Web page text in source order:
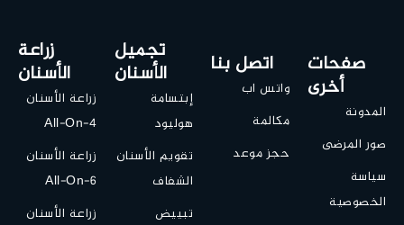
زراعة
الأسنان
زراعة الأسنان
All-On-4
زراعة الأسنان
All-On-6
زراعة الأسنان
تجميل
الأسنان
إبتسامة
هوليود
تقويم الأسنان
الشفاف
تبييض
اتصل بنا
واتس اب
مكالمة
حجز موعد
صفحات
أخرى
المدونة
صور المرضى
سياسة
الخصوصية